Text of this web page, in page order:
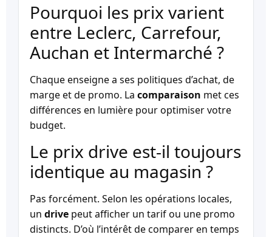
Pourquoi les prix varient
entre Leclerc, Carrefour,
Auchan et Intermarché ?
Chaque enseigne a ses politiques d’achat, de
marge et de promo. La comparaison met ces
différences en lumière pour optimiser votre
budget.
Le prix drive est-il toujours
identique au magasin ?
Pas forcément. Selon les opérations locales,
un drive peut afficher un tarif ou une promo
distincts. D’où l’intérêt de comparer en temps